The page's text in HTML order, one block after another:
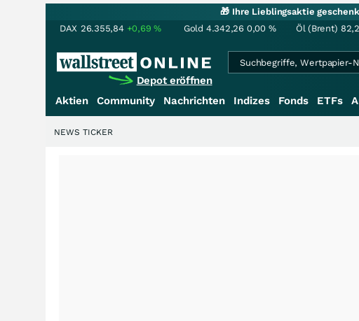
🎁 Ihre Lieblingsaktie
DAX 26.355,84 +0,69% Gold 4.342,26 0,00 % Öl (Brent)
Depot eröffnen
Aktien Community Nachrichten Indizes Fonds ETFs
NEWS TICKER